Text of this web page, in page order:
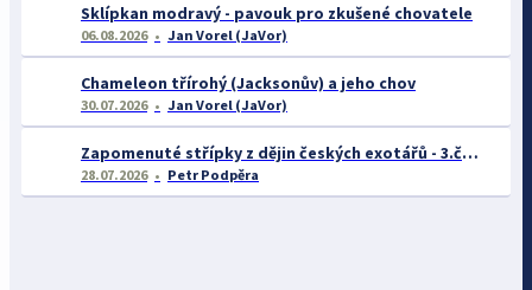
Sklípkan modravý - pavouk pro zkušené chovatele
06.08.2026 Jan Vorel (JaVor)
Chameleon třírohý (Jacksonův) a jeho chov
30.07.2026 Jan Vorel (JaVor)
Zapomenuté střípky z dějin českých exotářů - 3.část
28.07.2026 Petr Podpěra